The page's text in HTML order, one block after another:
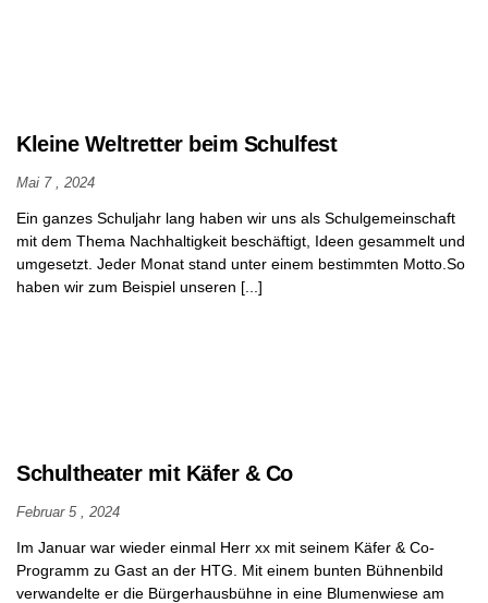
Kleine Weltretter beim Schulfest
Mai 7 , 2024
Ein ganzes Schuljahr lang haben wir uns als Schulgemeinschaft
mit dem Thema Nachhaltigkeit beschäftigt, Ideen gesammelt und
umgesetzt. Jeder Monat stand unter einem bestimmten Motto.So
haben wir zum Beispiel unseren [...]
Schultheater mit Käfer & Co
Februar 5 , 2024
Im Januar war wieder einmal Herr xx mit seinem Käfer & Co-
Programm zu Gast an der HTG. Mit einem bunten Bühnenbild
verwandelte er die Bürgerhausbühne in eine Blumenwiese am